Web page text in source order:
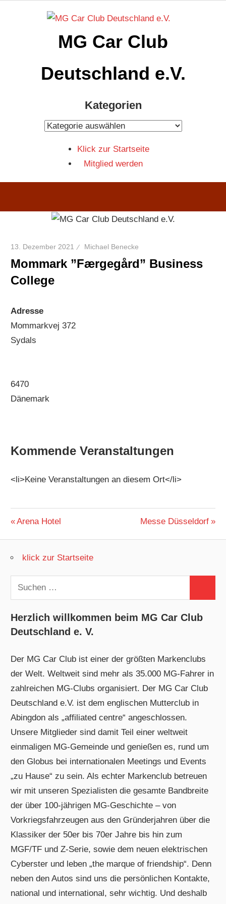
MG Car Club
Deutschland e.V.
Kategorien
Kategorien
Klick zur Startseite
Mitglied werden
13. Dezember 2021 Michael Benecke
Mommark ”Færgegård” Business
College
Adresse
Mommarkvej 372
Sydals
6470
Dänemark
Kommende Veranstaltungen
<li>Keine Veranstaltungen an diesem Ort</li>
Beitragsnavigation
Vorheriger
Arena Hotel
Nächster
Messe Düsseldorf
klick zur Startseite
Suchen
nach:
Herzlich willkommen beim MG Car Club
Deutschland e. V.
Der MG Car Club ist einer der größten Markenclubs
der Welt. Weltweit sind mehr als 35.000 MG-Fahrer in
zahlreichen MG-Clubs organisiert. Der MG Car Club
Deutschland e.V. ist dem englischen Mutterclub in
Abingdon als „affiliated centre“ angeschlossen.
Unsere Mitglieder sind damit Teil einer weltweit
einmaligen MG-Gemeinde und genießen es, rund um
den Globus bei internationalen Meetings und Events
„zu Hause“ zu sein. Als echter Markenclub betreuen
wir mit unseren Spezialisten die gesamte Bandbreite
der über 100-jährigen MG-Geschichte – von
Vorkriegsfahrzeugen aus den Gründerjahren über die
Klassiker der 50er bis 70er Jahre bis hin zum
MGF/TF und Z-Serie, sowie dem neuen elektrischen
Cyberster und leben „the marque of friendship“. Denn
neben den Autos sind uns die persönlichen Kontakte,
national und international, sehr wichtig. Und deshalb